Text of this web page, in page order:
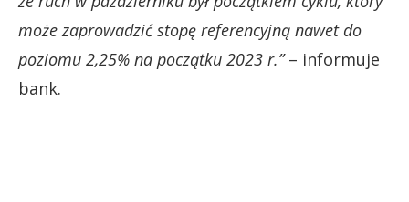
może zaprowadzić stopę referencyjną nawet do
poziomu 2,25% na początku 2023 r.”– informuje
bank.